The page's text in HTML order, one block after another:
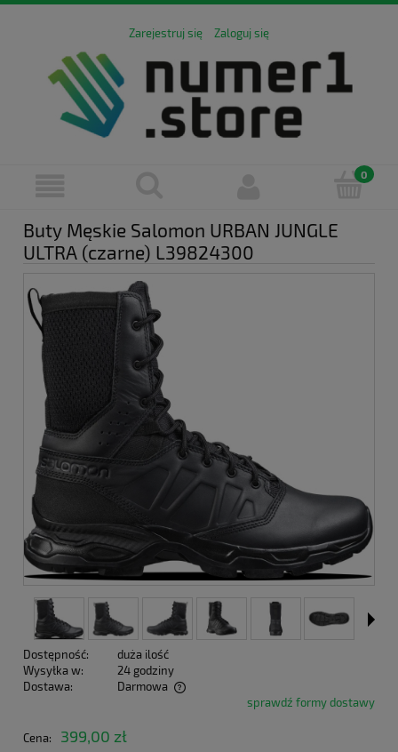
Zarejestruj się Zaloguj się
Buty Męskie Salomon URBAN JUNGLE
ULTRA (czarne) L39824300
Dostępność:
duża ilość
Wysyłka w:
24 godziny
Dostawa:
Darmowa
Cena nie zawiera ewentualnych kosztów płatnościsprawdź formy dostawy
Cena: 399,00 zł